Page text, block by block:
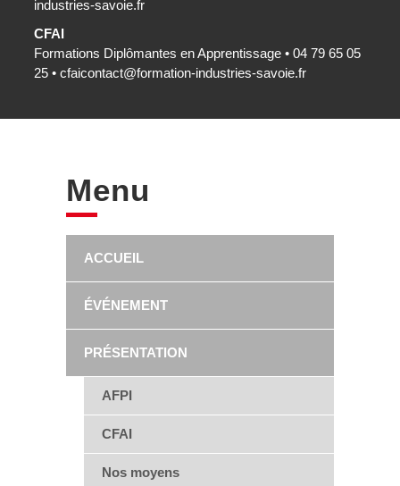
industries-savoie.fr
CFAI
Formations Diplômantes en Apprentissage • 04 79 65 05
25 • cfaicontact@formation-industries-savoie.fr
Menu
ACCUEIL
ÉVÉNEMENT
PRÉSENTATION
AFPI
CFAI
Nos moyens